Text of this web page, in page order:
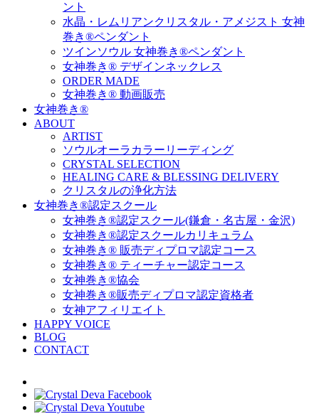
ント
水晶・レムリアンクリスタル・アメジスト 女神
巻き®ペンダント
ツインソウル 女神巻き®ペンダント
女神巻き® デザインネックレス
ORDER MADE
女神巻き® 動画販売
女神巻き®
ABOUT
ARTIST
ソウルオーラカラーリーディング
CRYSTAL SELECTION
HEALING CARE & BLESSING DELIVERY
クリスタルの浄化方法
女神巻き®認定スクール
女神巻き®認定スクール(鎌倉・名古屋・金沢)
女神巻き®認定スクールカリキュラム
女神巻き® 販売ディプロマ認定コース
女神巻き® ティーチャー認定コース
女神巻き®協会
女神巻き®販売ディプロマ認定資格者
女神アフィリエイト
HAPPY VOICE
BLOG
CONTACT